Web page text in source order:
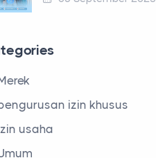
izin khusus
usaha